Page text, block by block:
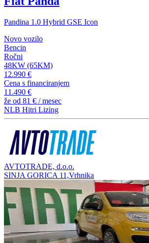
Pandina 1.0 Hybrid GSE Icon
Novo vozilo
Bencin
Ročni
48KW (65KM)
12.990 €
Cena s financiranjem
11.490 €
že od 81 € / mesec
NLB Hitri Lizing
AVTOTRADE, d.o.o.
SINJA GORICA 11,Vrhnika